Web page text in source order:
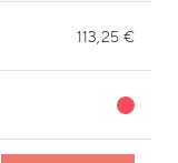
113,25 €